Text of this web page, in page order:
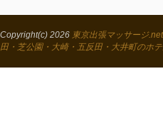
Copyright(c) 2026 東京出張マッサージ
田・芝公園・大崎・五反田・大井町のホ